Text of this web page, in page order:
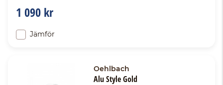
1 090 kr
Jämför
Oehlbach
Alu Style Gold